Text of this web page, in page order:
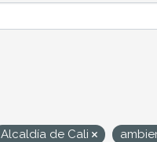
Alcaldía de Cali